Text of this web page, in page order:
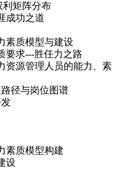
利矩阵分布
成功之道
素质模型与建设
要求---胜任力之路
资源管理人员的能力、素
径与岗位图谱
素质模型构建
设